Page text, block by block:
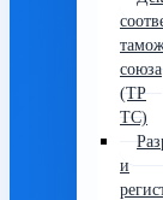
союза
(ТР
ТС)
и